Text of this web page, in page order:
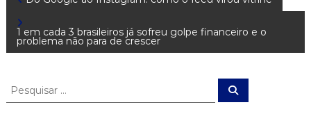
a
e
1 em cada 3 brasileiros já sofreu golpe financeiro e o
problema não para de crescer
P
P